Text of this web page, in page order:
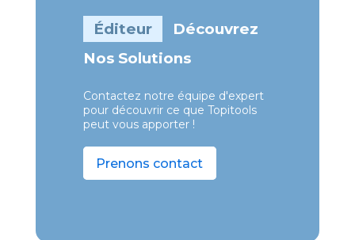
Éditeur
Découvrez
Nos Solutions
Contactez notre équipe d'expert
pour découvrir ce que Topitools
peut vous apporter !
Prenons contact